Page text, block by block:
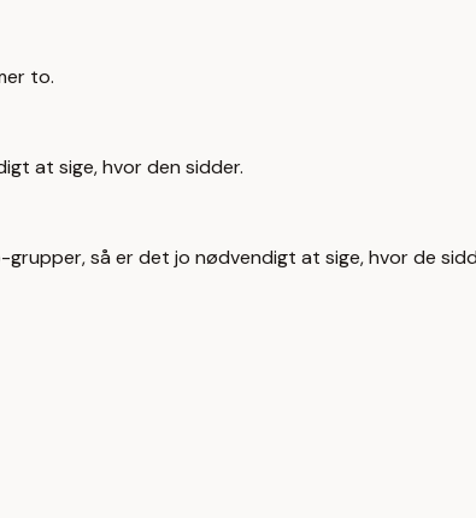
to.
at sige, hvor den sidder.
så er det jo nødvendigt at sige, hvor de